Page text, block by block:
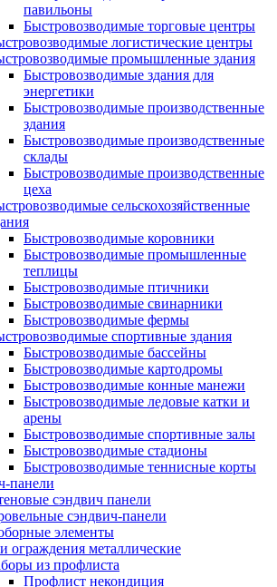
павильоны
Быстровозводимые торговые центры
логистические центры
промышленные здания
Быстровозводимые здания для
энергетики
Быстровозводимые производственные
здания
Быстровозводимые производственные
склады
Быстровозводимые производственные
цеха
сельскохозяйственные
Быстровозводимые коровники
Быстровозводимые промышленные
теплицы
Быстровозводимые птичники
Быстровозводимые свинарники
Быстровозводимые фермы
спортивные здания
Быстровозводимые бассейны
Быстровозводимые картодромы
Быстровозводимые конные манежи
Быстровозводимые ледовые катки и
арены
Быстровозводимые спортивные залы
Быстровозводимые стадионы
Быстровозводимые теннисные корты
панели
сэндвич панели
сэндвич-панели
элементы
ограждения металлические
из профлиста
Профлист некондиция